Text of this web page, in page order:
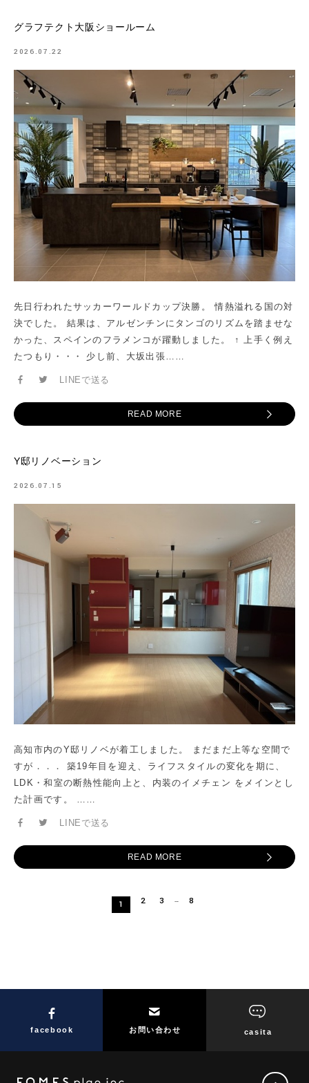
グラフテクト大阪ショールーム
2026.07.22
先日行われたサッカーワールドカップ決勝。 情熱溢れる国の対
決でした。 結果は、アルゼンチンにタンゴのリズムを踏ませな
かった、スペインのフラメンコが躍動しました。 ↑ 上手く例え
たつもり・・・ 少し前、大坂出張……
LINEで送る
READ MORE
Y邸リノベーション
2026.07.15
高知市内のY邸リノベが着工しました。 まだまだ上等な空間で
すが．．． 築19年目を迎え、ライフスタイルの変化を期に、
LDK・和室の断熱性能向上と、内装のイメチェン をメインとし
た計画です。 ……
LINEで送る
READ MORE
1 2 3 … 8
facebook お問い合わせ casita